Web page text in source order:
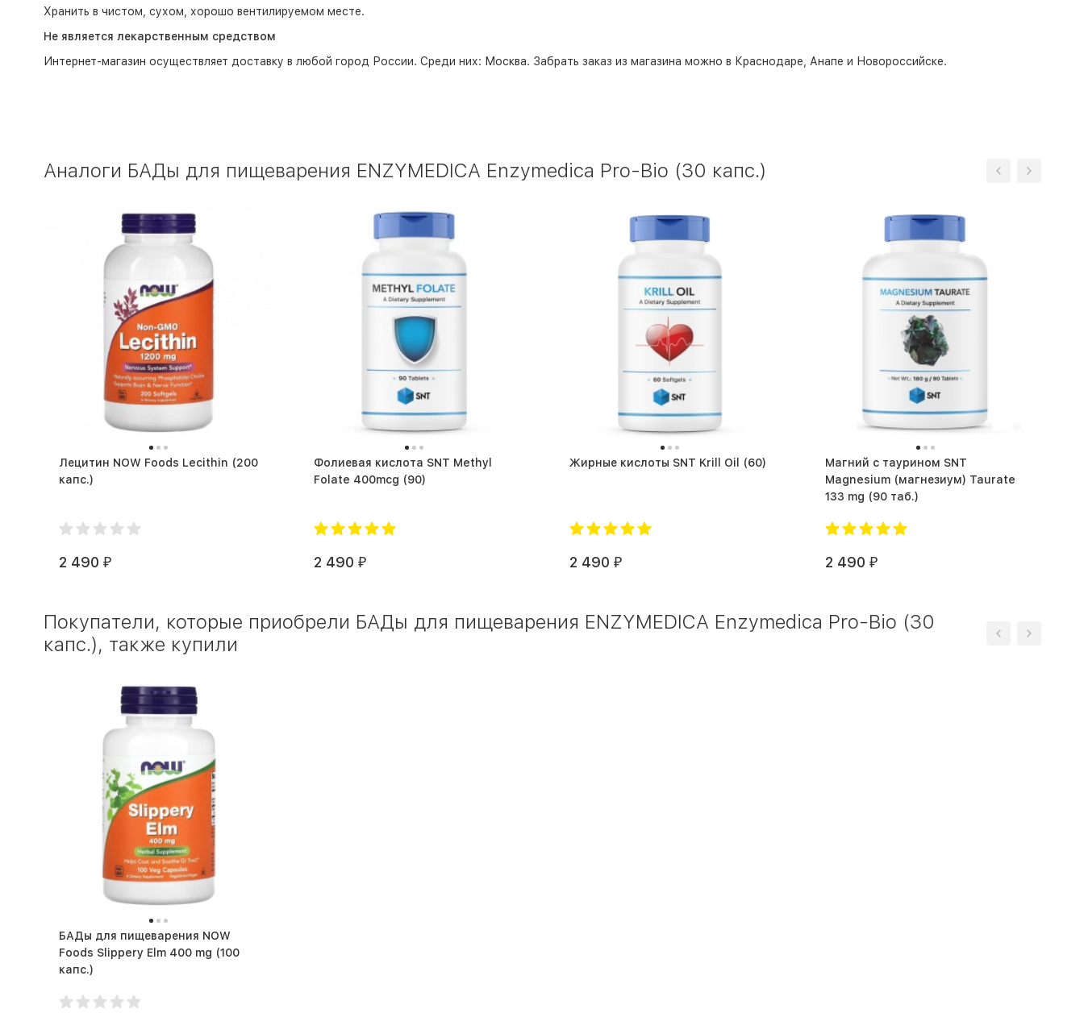
Хранить в чистом, сухом, хорошо вентилируемом месте.
Не является лекарственным средством
Интернет-магазин осуществляет доставку в любой город России. Среди них: Москва. Забрать заказ из магазина можно в Краснодаре, Анапе и Новороссийске.
Аналоги БАДы для пищеварения ENZYMEDICA Enzymedica Pro-Bio (30 капс.)
Лецитин NOW Foods Lecithin (200
капс.)
2 490 ₽
Фолиевая кислота SNT Methyl
Folate 400mcg (90)
2 490 ₽
Жирные кислоты SNT Krill Oil (60)
2 490 ₽
Магний c таурином SNT
Magnesium (магнезиум) Taurate
133 mg (90 таб.)
2 490 ₽
Покупатели, которые приобрели БАДы для пищеварения ENZYMEDICA Enzymedica Pro-Bio (30
капс.), также купили
БАДы для пищеварения NOW
Foods Slippery Elm 400 mg (100
капс.)